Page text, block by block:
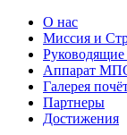
О нас
Миссия и
Аппарат
Галерея
Партнеры
Достижения